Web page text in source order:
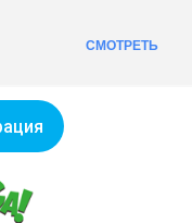
СМОТРЕТЬ